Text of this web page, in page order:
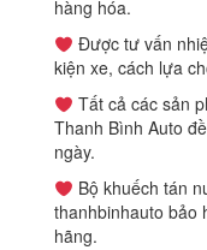
hàng hóa.
Được tư vấn
kiện xe, cách lựa
Tất cả các sản
Thanh Bình Auto
ngày.
Bộ khuếch tán
thanhbinhauto bảo
hãng.